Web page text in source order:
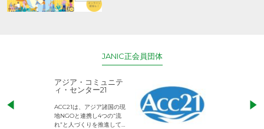
JANIC正会員団体
アジア・コミュニテ
ィ・センター21
ACC21は、アジア諸国の現
地NGOと連携し4つの“流
れ”と人づくりを推進してい
児童労働のない
権利が守られた